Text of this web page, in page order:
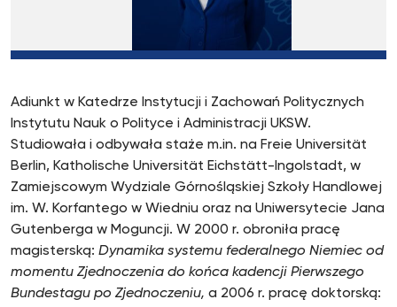
Adiunkt w Katedrze Instytucji i Zachowań Politycznych
Instytutu Nauk o Polityce i Administracji UKSW.
Studiowała i odbywała staże m.in. na Freie Universität
Berlin, Katholische Universität Eichstätt-Ingolstadt, w
Zamiejscowym Wydziale Górnośląskiej Szkoły Handlowej
im. W. Korfantego w Wiedniu oraz na Uniwersytecie Jana
Gutenberga w Moguncji. W 2000 r. obroniła pracę
magisterską: Dynamika systemu federalnego Niemiec od
momentu Zjednoczenia do końca kadencji Pierwszego
Bundestagu po Zjednoczeniu, a 2006 r. pracę doktorską: